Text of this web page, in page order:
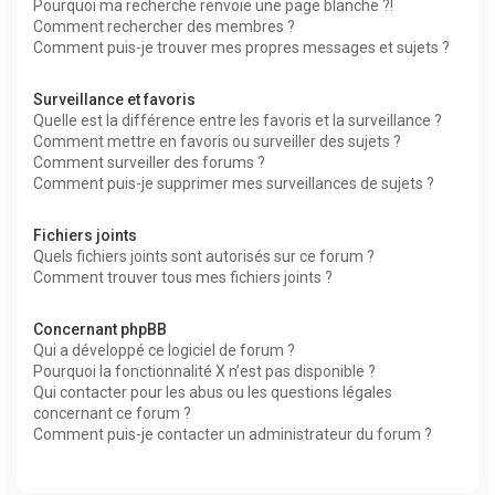
Pourquoi ma recherche renvoie une page blanche ?!
Comment rechercher des membres ?
Comment puis-je trouver mes propres messages et sujets ?
Surveillance et favoris
Quelle est la différence entre les favoris et la surveillance ?
Comment mettre en favoris ou surveiller des sujets ?
Comment surveiller des forums ?
Comment puis-je supprimer mes surveillances de sujets ?
Fichiers joints
Quels fichiers joints sont autorisés sur ce forum ?
Comment trouver tous mes fichiers joints ?
Concernant phpBB
Qui a développé ce logiciel de forum ?
Pourquoi la fonctionnalité X n’est pas disponible ?
Qui contacter pour les abus ou les questions légales
concernant ce forum ?
Comment puis-je contacter un administrateur du forum ?